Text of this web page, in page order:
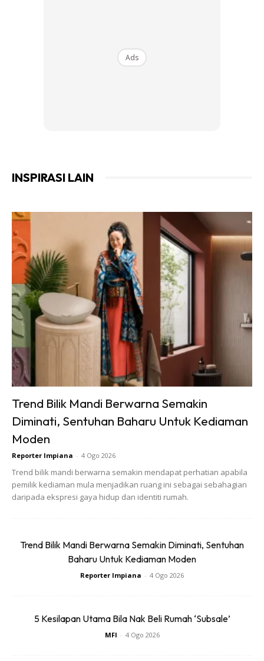
dekor apabola ruang rasa bosan atau kosong. Jika pilih
accent chair yang betul, ia dalam menyerikan rumah dan
12 Jenis Accent Chair, Serlah Dekor
Kediaman Designer’s Look!
1. Armchair
memang selesa dan nampak bergaya. Reka bentuk pun
macam-macam, dari gaya tradisional sampai la ke moden.
Ads
INSPIRASI LAIN
Trend Bilik Mandi Berwarna Semakin
Diminati, Sentuhan Baharu Untuk Kediaman
Moden
Reporter Impiana - 4 Ogo 2026
Trend bilik mandi berwarna semakin mendapat perhatian apabila
pemilik kediaman mula menjadikan ruang ini sebagai sebahagian
daripada ekspresi gaya hidup dan identiti rumah.
Trend Bilik Mandi Berwarna Semakin Diminati, Sentuhan
Baharu Untuk Kediaman Moden
Reporter Impiana - 4 Ogo 2026
5 Kesilapan Utama Bila Nak Beli Rumah ‘Subsale’
MFI - 4 Ogo 2026